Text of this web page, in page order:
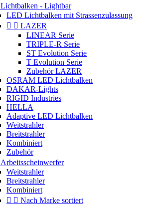
Lichtbalken - Lightbar
LED Lichtbalken mit Strassenzulassung
  LAZER
LINEAR Serie
TRIPLE-R Serie
ST Evolution Serie
T Evolution Serie
Zubehör LAZER
OSRAM LED Lichtbalken
DAKAR-Lights
RIGID Industries
HELLA
Adaptive LED Lichtbalken
Weitstrahler
Breitstrahler
Kombiniert
Zubehör
Arbeitsscheinwerfer
Weitstrahler
Breitstrahler
Kombiniert
  Nach Marke sortiert